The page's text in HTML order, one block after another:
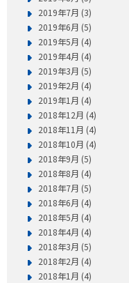
2019年7月 (3)
2019年6月 (5)
2019年5月 (4)
2019年4月 (4)
2019年3月 (5)
2019年2月 (4)
2019年1月 (4)
2018年12月 (4)
2018年11月 (4)
2018年10月 (4)
2018年9月 (5)
2018年8月 (4)
2018年7月 (5)
2018年6月 (4)
2018年5月 (4)
2018年4月 (4)
2018年3月 (5)
2018年2月 (4)
2018年1月 (4)